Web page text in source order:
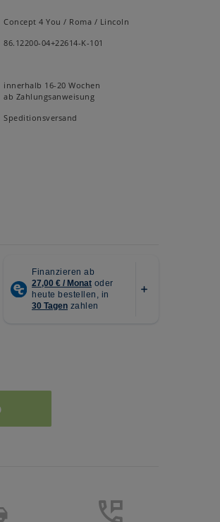
Concept 4 You / Roma / Lincoln
86.12200-04+22614-K-101
innerhalb 16-20 Wochen
ab Zahlungsanweisung
Speditionsversand